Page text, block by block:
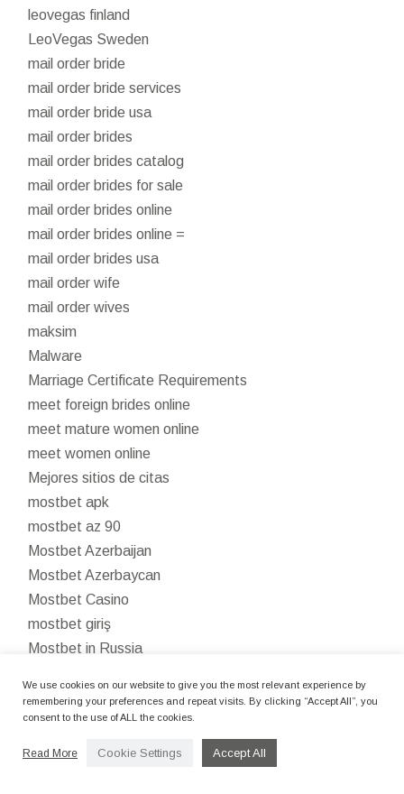
leovegas finland
LeoVegas Sweden
mail order bride
mail order bride services
mail order bride usa
mail order brides
mail order brides catalog
mail order brides for sale
mail order brides online
mail order brides online =
mail order brides usa
mail order wife
mail order wives
maksim
Malware
Marriage Certificate Requirements
meet foreign brides online
meet mature women online
meet women online
Mejores sitios de citas
mostbet apk
mostbet az 90
Mostbet Azerbaijan
Mostbet Azerbaycan
Mostbet Casino
mostbet giriş
Mostbet in Russia
Mostbet India
Mostbet kazinosu
mostbet kirish
We use cookies on our website to give you the most relevant experience by
remembering your preferences and repeat visits. By clicking “Accept All”, you
consent to the use of ALL the cookies.
Read More Cookie Settings Accept All